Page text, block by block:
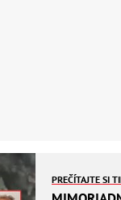
PREČÍTAJTE SI